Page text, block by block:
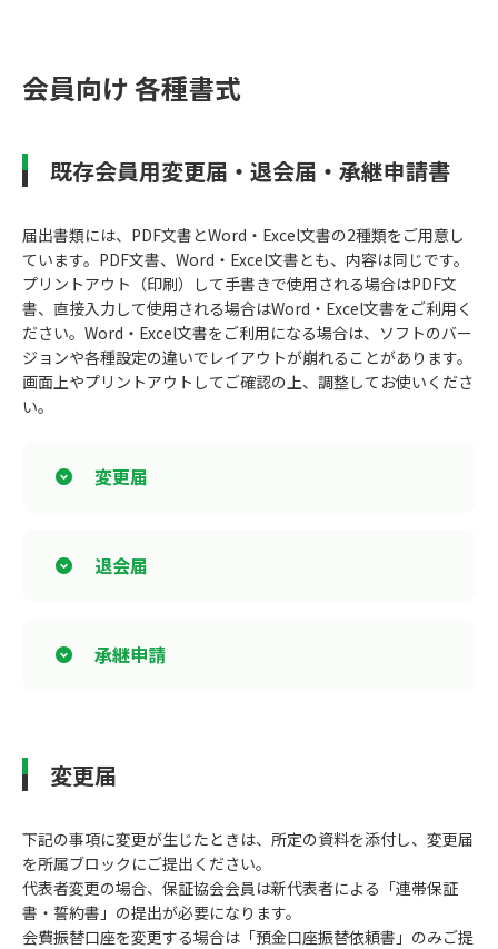
会員向け 各種書式
既存会員用変更届・退会届・承継申請書
届出書類には、PDF文書とWord・Excel文書の2種類をご用意し
ています。PDF文書、Word・Excel文書とも、内容は同じです。
プリントアウト（印刷）して手書きで使用される場合はPDF文
書、直接入力して使用される場合はWord・Excel文書をご利用く
ださい。Word・Excel文書をご利用になる場合は、ソフトのバー
ジョンや各種設定の違いでレイアウトが崩れることがあります。
画面上やプリントアウトしてご確認の上、調整してお使いくださ
い。
変更届
退会届
承継申請
変更届
下記の事項に変更が生じたときは、所定の資料を添付し、変更届
を所属ブロックにご提出ください。
代表者変更の場合、保証協会会員は新代表者による「連帯保証
書・誓約書」の提出が必要になります。
会費振替口座を変更する場合は「預金口座振替依頼書」のみご提